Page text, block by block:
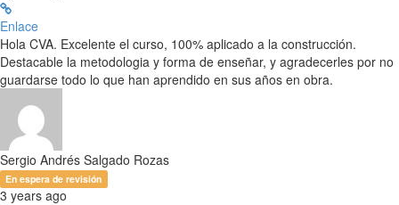
Enlace
Hola CVA. Excelente el curso, 100% aplicado a la construcción.
Destacable la metodologia y forma de enseñar, y agradecerles por no
guardarse todo lo que han aprendido en sus años en obra.
Sergio Andrés Salgado Rozas
En espera de revisión
3 years ago